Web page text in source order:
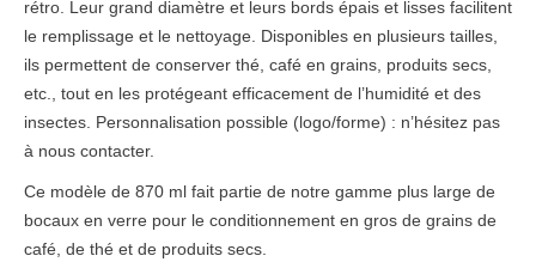
rétro. Leur grand diamètre et leurs bords épais et lisses facilitent
le remplissage et le nettoyage. Disponibles en plusieurs tailles,
ils permettent de conserver thé, café en grains, produits secs,
etc., tout en les protégeant efficacement de l’humidité et des
insectes. Personnalisation possible (logo/forme) : n’hésitez pas
à nous contacter.
Ce modèle de 870 ml fait partie de notre gamme plus large de
bocaux en verre pour le conditionnement en gros de grains de
café, de thé et de produits secs.